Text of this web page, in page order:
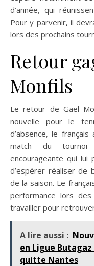
d’année, qui
Pour y parvenir, il
lors des prochains
Retour
Monfils
Le retour de Gaël
nouvelle pour le
d’absence, le
match du tournoi
encourageante qui
d’espérer réaliser de
de la saison. Le
performance lors
travailler pour
A lire aussi :
en Ligue
quitte Nantes